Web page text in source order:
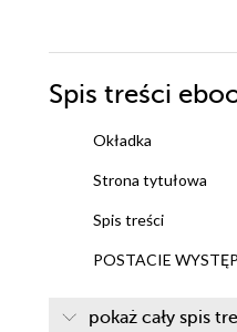
Spis treści
Okładka
Strona tytułowa
Spis treści
POSTACIE
pokaż cały spis